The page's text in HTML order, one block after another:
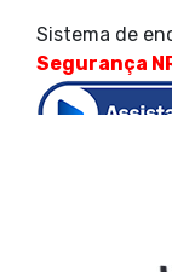
Sistema de
Segurança